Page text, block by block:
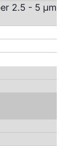
2.5 - 5 µm